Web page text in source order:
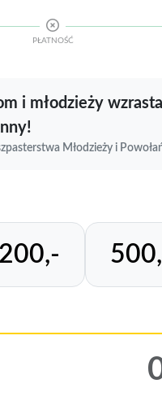
PŁATNOŚĆ
i młodzieży
Młodzieży i
200,-